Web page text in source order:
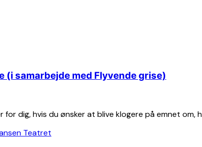
(i samarbejde med Flyvende grise)
for dig, hvis du ønsker at blive klogere på emnet